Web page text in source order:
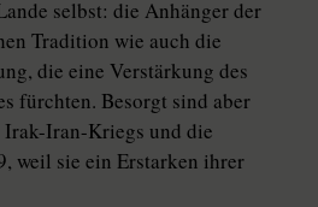
selbst: die Anhänger der
Tradition wie auch die
die eine Verstärkung des
fürchten. Besorgt sind aber
Irak-Iran-Kriegs und die
weil sie ein Erstarken ihrer